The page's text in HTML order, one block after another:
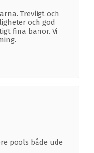
Trevligt och
och god
fina banor. Vi
pools både ude